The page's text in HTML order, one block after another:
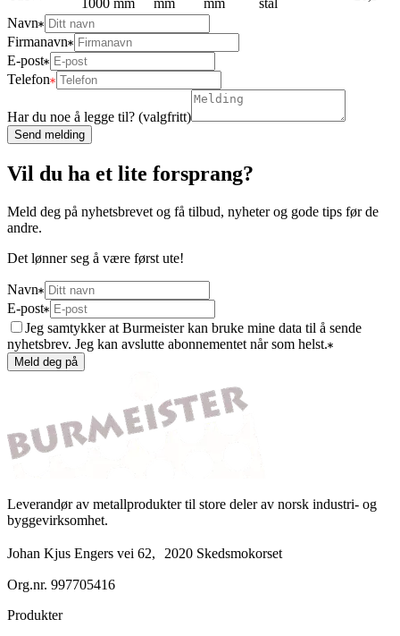
Navn
Firmanavn
E-post
Telefon
Har du noe å legge til? (valgfritt)
Send melding
Vil du ha et lite forsprang?
Meld deg på nyhetsbrevet og få tilbud, nyheter og gode tips før de
andre.
Det lønner seg å være først ute!
Navn
E-post
Jeg samtykker at Burmeister kan bruke mine data til å sende
nyhetsbrev. Jeg kan avslutte abonnementet når som helst.
Meld deg på
Leverandør av metallprodukter til store deler av norsk industri- og
byggevirksomhet.
Johan Kjus Engers vei 62, 2020 Skedsmokorset
Org.nr. 997705416
Produkter